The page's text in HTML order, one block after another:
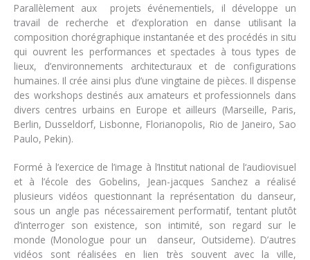
Parallèlement aux projets événementiels, il développe un
travail de recherche et d’exploration en danse utilisant la
composition chorégraphique instantanée et des procédés in situ
qui ouvrent les performances et spectacles à tous types de
lieux, d’environnements architecturaux et de configurations
humaines. Il crée ainsi plus d’une vingtaine de pièces. Il dispense
des workshops destinés aux amateurs et professionnels dans
divers centres urbains en Europe et ailleurs (Marseille, Paris,
Berlin, Dusseldorf, Lisbonne, Florianopolis, Rio de Janeiro, Sao
Paulo, Pekin).
Formé à l’exercice de l’image à l’Institut national de l‘audiovisuel
et à l’école des Gobelins, Jean-jacques Sanchez a réalisé
plusieurs vidéos questionnant la représentation du danseur,
sous un angle pas nécessairement performatif, tentant plutôt
d’interroger son existence, son intimité, son regard sur le
monde (Monologue pour un danseur, Outsideme). D’autres
vidéos sont réalisées en lien très souvent avec la ville,